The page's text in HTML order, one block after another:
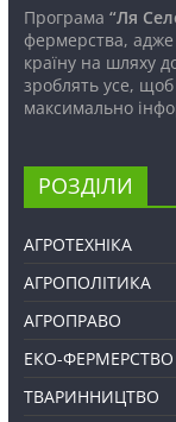
Програма “Ля
фермерства, адже
країну на шляху
зроблять усе,
максимально
РОЗДІЛИ
АГРОТЕХНІКА
АГРОПОЛІТИКА
АГРОПРАВО
ЕКО-ФЕРМЕРСТВО
ТВАРИННИЦТВО